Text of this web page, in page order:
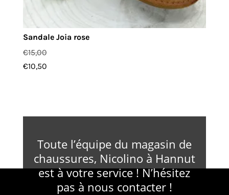
Sandale Joia rose
€15,00
€10,50
Toute l’équipe du magasin de
chaussures, Nicolino à Hannut
est à votre service ! N’hésitez
pas à nous contacter !